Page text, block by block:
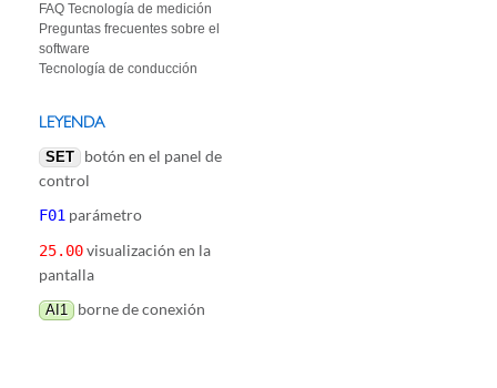
FAQ Tecnología de medición
Preguntas frecuentes sobre el
software
Tecnología de conducción
LEYENDA
SET
botón en el panel de
control
F01 parámetro
25.00visualización en la
pantalla
AI1 borne de conexión